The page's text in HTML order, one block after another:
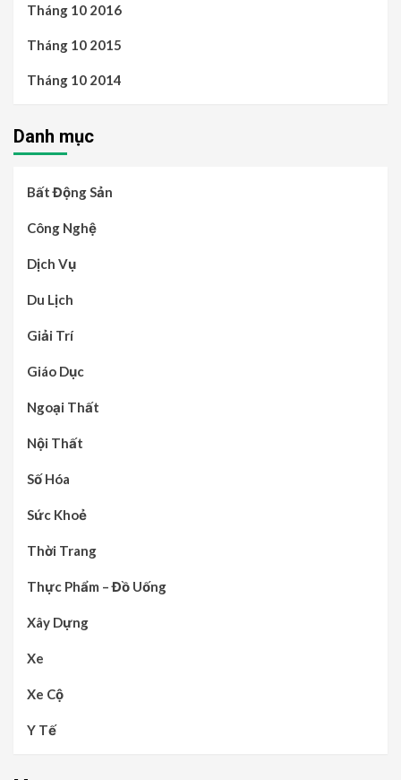
Tháng 10 2016
Tháng 10 2015
Tháng 10 2014
Danh mục
Bất Động Sản
Công Nghệ
Dịch Vụ
Du Lịch
Giải Trí
Giáo Dục
Ngoại Thất
Nội Thất
Số Hóa
Sức Khoẻ
Thời Trang
Thực Phẩm – Đồ Uống
Xây Dựng
Xe
Xe Cộ
Y Tế